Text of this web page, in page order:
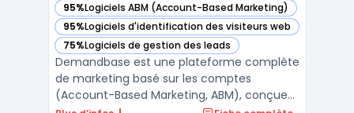
95%Logiciels ABM (Account-Based Marketing)
— voir Demandbase dans cette catégorie
95%Logiciels d'identification des visiteurs web
— voir Demandbase dans cette catégorie
75%Logiciels de gestion des leads
— voir Demandbase dans cette catégorie
Demandbase est une plateforme complète
de marketing basé sur les comptes
(Account-Based Marketing, ABM), conçue